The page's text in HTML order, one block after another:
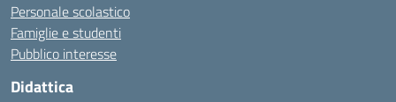
Personale scolastico
Famiglie e studenti
Pubblico interesse
Didattica